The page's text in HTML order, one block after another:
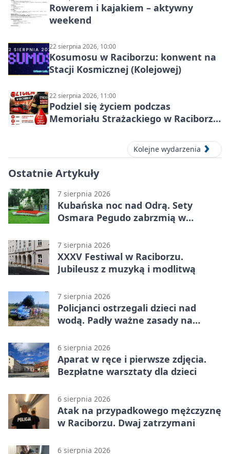
Rowerem i kajakiem – aktywny
weekend
22 sierpnia 2026, 10:00
Kosumosu w Raciborzu: konwent na
Stacji Kosmicznej (Kolejowej)
22 sierpnia 2026, 11:00
Podziel się życiem podczas
Memoriału Strażackiego w Raciborzu
Kolejne wydarzenia
Ostatnie Artykuły
7 sierpnia 2026
Kubańska noc nad Odrą. Sety
Osmara Pegudo zabrzmią w
7 sierpnia 2026
XXXV Festiwal w Raciborzu.
Jubileusz z muzyką i modlitwą
7 sierpnia 2026
Policjanci ostrzegali dzieci nad
wodą. Padły ważne zasady na
6 sierpnia 2026
Aparat w ręce i pierwsze zdjęcia.
Bezpłatne warsztaty dla dzieci
6 sierpnia 2026
Atak na przypadkowego mężczyznę
w Raciborzu. Dwaj zatrzymani
6 sierpnia 2026